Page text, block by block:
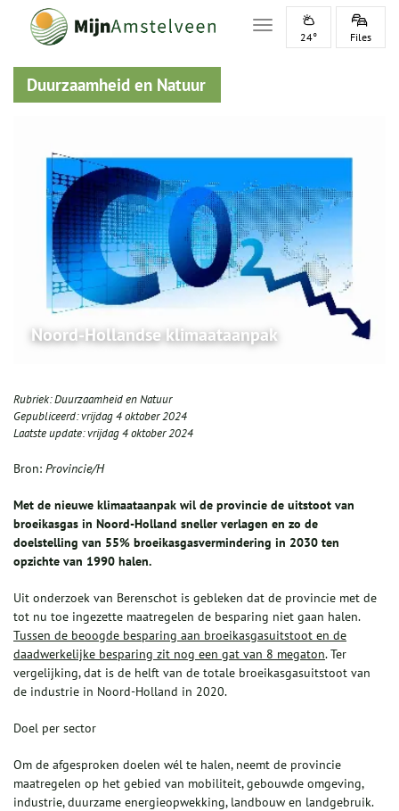
Toggle navigation
24° Files
Duurzaamheid en Natuur
Noord-Hollandse klimaataanpak
Rubriek:Duurzaamheid en Natuur
Gepubliceerd:vrijdag 4 oktober 2024
Laatste update:vrijdag 4 oktober 2024
Bron: Provincie/H
Met de nieuwe klimaataanpak wil de provincie de uitstoot van
broeikasgas in Noord-Holland sneller verlagen en zo de
doelstelling van 55% broeikasgasvermindering in 2030 ten
opzichte van 1990 halen.
Uit onderzoek van Berenschot is gebleken dat de provincie met de
tot nu toe ingezette maatregelen de besparing niet gaan halen.
Tussen de beoogde besparing aan broeikasgasuitstoot en de
daadwerkelijke besparing zit nog een gat van 8 megaton. Ter
vergelijking, dat is de helft van de totale broeikasgasuitstoot van
de industrie in Noord-Holland in 2020.
Doel per sector
Om de afgesproken doelen wél te halen, neemt de provincie
maatregelen op het gebied van mobiliteit, gebouwde omgeving,
industrie, duurzame energieopwekking, landbouw en landgebruik.